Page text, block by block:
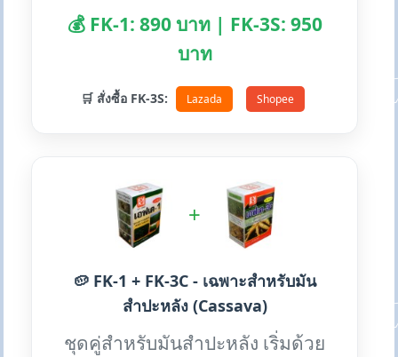
💰 FK-1: 890 บาท | FK-3S: 950
บาท
🛒 สั่งซื้อ FK-3S: Lazada Shopee
+
🥔 FK-1 + FK-3C - เฉพาะสำหรับมัน
สำปะหลัง (Cassava)
ชุดคู่สำหรับมันสำปะหลัง เริ่มด้วย